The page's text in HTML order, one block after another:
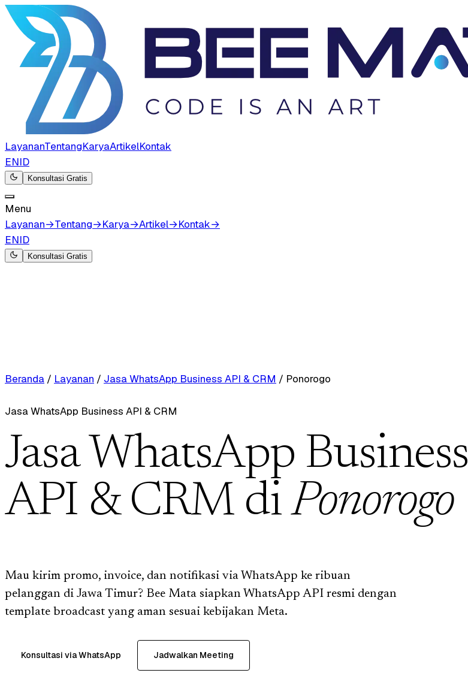
LayananTentangKaryaArtikelKontak
ENID
Konsultasi Gratis
Menu
Layanan→Tentang→Karya→Artikel→Kontak→
ENID
Konsultasi Gratis
Beranda / Layanan / Jasa WhatsApp Business API & CRM / Ponorogo
Jasa WhatsApp Business API & CRM
Jasa WhatsApp Business
API & CRM diPonorogo
Mau kirim promo, invoice, dan notifikasi via WhatsApp ke ribuan
pelanggan di Jawa Timur? Bee Mata siapkan WhatsApp API resmi dengan
template broadcast yang aman sesuai kebijakan Meta.
Konsultasi via WhatsApp Jadwalkan Meeting